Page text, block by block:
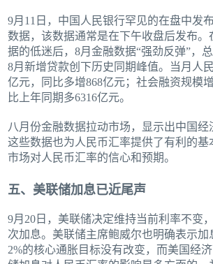
9月11日，中国人民银行罕见的在盘中发
数据，该数据通常是在下午收盘后发布。
据的低迷后，8月金融数据“强劲反弹”，
8月新增贷款创下历史同期峰值。当月人
亿元，同比多增868亿元；社会融资规模
比上年同期多6316亿元。
八月份金融数据拉动市场，显示出中国经
这些数据也为人民币汇率提供了有利的基
市场对人民币汇率的信心和预期。
五、美联储加息已近尾声
9月20日，美联储决定维持当前利率不变
次加息。美联储主席鲍威尔也明确表示加
2%的核心通胀目标没有改变，而美国经